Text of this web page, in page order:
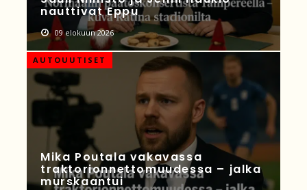
nauttivat Eppu
09 elokuun 2026
AUTOUUTISET
Mika Poutala vakavassa
traktorionnettomuudessa – jalka
murskaantui